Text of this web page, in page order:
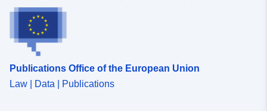
Publications Office of the European Union
Law | Data | Publications